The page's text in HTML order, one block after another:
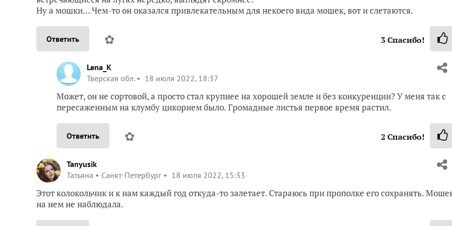
Ну а мошки… Чем-то он оказался привлекательным для некоего вида мошек, вот и слетаются.
Ответить ✿ 3Спасибо!
Lena_K
Тверская обл.
18 июля 2022, 18:37
Может, он не сортовой, а просто стал крупнее на хорошей земле и без конкуренции? У меня так с
пересаженным на клумбу цикорием было. Громадные листья первое время растил.
Ответить ✿ 2 Спасибо!
Tanyusik
Татьяна
Санкт-Петербург 18 июля 2022, 15:33
Этот колокольчик и к нам каждый год откуда-то залетает. Стараюсь при прополке его сохранять.
на нем не наблюдала.